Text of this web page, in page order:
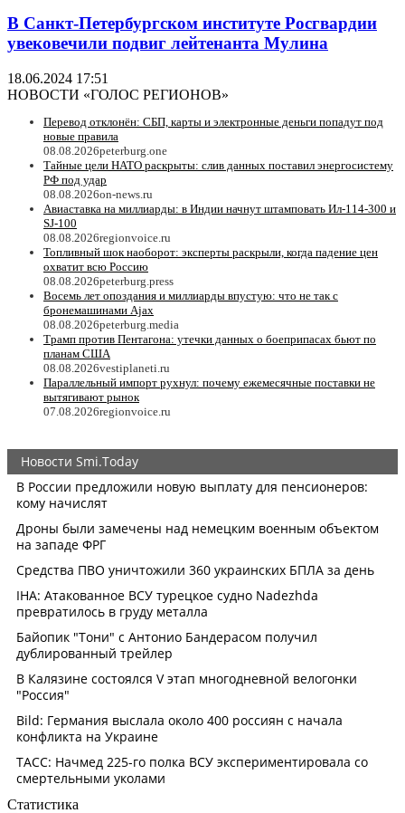
В Санкт-Петербургском институте Росгвардии
увековечили подвиг лейтенанта Мулина
18.06.2024 17:51
НОВОСТИ «ГОЛОС РЕГИОНОВ»
Перевод отклонён: СБП, карты и электронные деньги попадут под
новые правила
08.08.2026peterburg.one
Тайные цели НАТО раскрыты: слив данных поставил энергосистему
РФ под удар
08.08.2026on-news.ru
Авиаставка на миллиарды: в Индии начнут штамповать Ил‑114‑300 и
SJ‑100
08.08.2026regionvoice.ru
Топливный шок наоборот: эксперты раскрыли, когда падение цен
охватит всю Россию
08.08.2026peterburg.press
Восемь лет опоздания и миллиарды впустую: что не так с
бронемашинами Ajax
08.08.2026peterburg.media
Трамп против Пентагона: утечки данных о боеприпасах бьют по
планам США
08.08.2026vestiplaneti.ru
Параллельный импорт рухнул: почему ежемесячные поставки не
вытягивают рынок
07.08.2026regionvoice.ru
Статистика